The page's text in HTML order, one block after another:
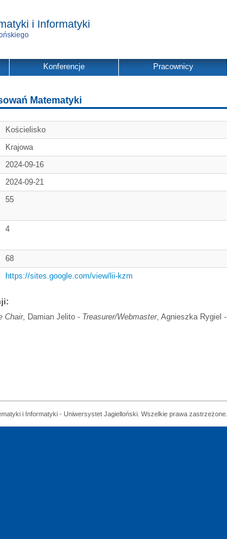
i Informatyki
Konferencje Pracownicy
Matematyki
Kościelisko
Krajowa
2024-09-16
2024-09-21
55
4
68
https://sites.google.com/view/lii-kzm
Chair, Damian Jelito - Treasurer/Webmaster, Agnieszka Rygiel -
i Informatyki - Uniwersystet Jagielloński. Wszelkie prawa zastrzeżone.